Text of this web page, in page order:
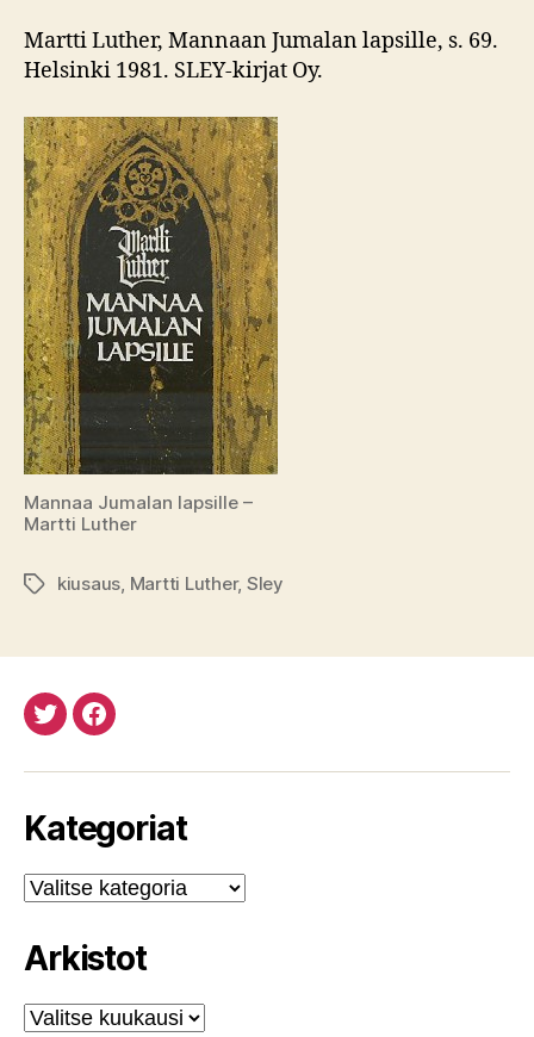
Martti Luther, Mannaan Jumalan lapsille, s. 69.
Helsinki 1981. SLEY-kirjat Oy.
Mannaa Jumalan lapsille –
Martti Luther
Avainsanat
kiusaus Martti Luther, Sley
TwitteristäFacebookista
Kategoriat
Kategoriat
Arkistot
Arkistot